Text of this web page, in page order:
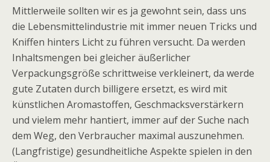
Mittlerweile sollten wir es ja gewohnt sein, dass uns
die Lebensmittelindustrie mit immer neuen Tricks und
Kniffen hinters Licht zu führen versucht. Da werden
Inhaltsmengen bei gleicher äußerlicher
Verpackungsgröße schrittweise verkleinert, da werde
gute Zutaten durch billigere ersetzt, es wird mit
künstlichen Aromastoffen, Geschmacksverstärkern
und vielem mehr hantiert, immer auf der Suche nach
dem Weg, den Verbraucher maximal auszunehmen.
(Langfristige) gesundheitliche Aspekte spielen in den